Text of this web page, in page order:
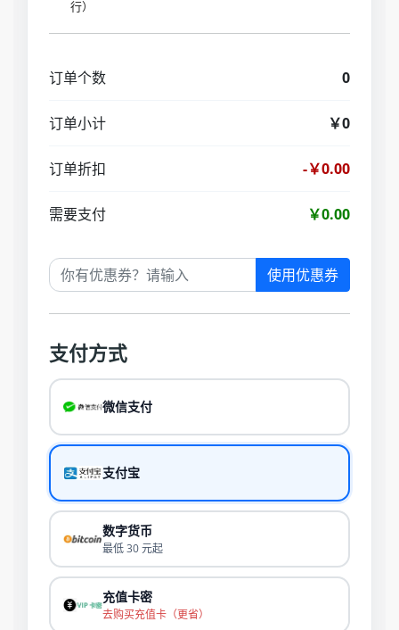
行）
订单个数 0
订单小计 ￥0
订单折扣 -￥0.00
需要支付 ￥0.00
使用优惠券
支付方式
微信支付
支付宝
数字货币
最低 30 元起
充值卡密
去购买充值卡（更省）